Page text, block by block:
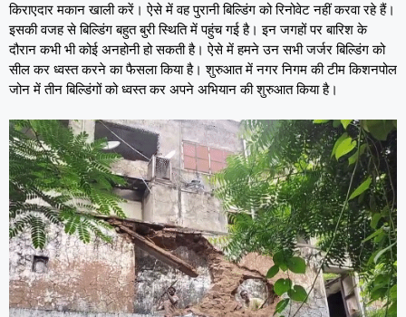
किराएदार मकान खाली करें। ऐसे में वह पुरानी बिल्डिंग को रिनोवेट नहीं करवा रहे हैं।
इसकी वजह से बिल्डिंग बहुत बुरी स्थिति में पहुंच गई है। इन जगहों पर बारिश के
दौरान कभी भी कोई अनहोनी हो सकती है। ऐसे में हमने उन सभी जर्जर बिल्डिंग को
सील कर ध्वस्त करने का फैसला किया है। शुरुआत में नगर निगम की टीम किशनपोल
जोन में तीन बिल्डिंगों को ध्वस्त कर अपने अभियान की शुरुआत किया है।